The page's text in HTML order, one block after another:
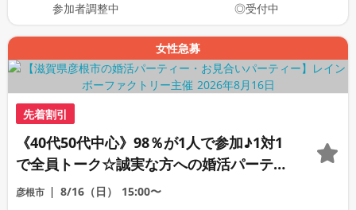
参加者調整中
◎受付中
女性急募
先着割引
《40代50代中心》98％が1人で参加♪1対1
で全員トーク☆誠実な方への婚活パーティ
ー
彦根市 8/16（日） 15:00〜